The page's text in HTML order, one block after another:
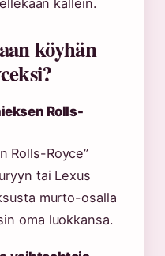
kallein.
köyhän
Rolls-
Rolls-Royce”
tai Lexus
murto-osalla
oma luokkansa.